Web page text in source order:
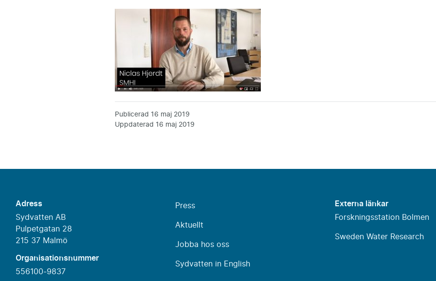
Publicerad 16 maj 2019
Uppdaterad 16 maj 2019
Adress
Sydvatten AB
Pulpetgatan 28
215 37 Malmö
Organisationsnummer
556100-9837
Press
Aktuellt
Jobba hos oss
Sydvatten in English
Externa länkar
Forskningsstation Bolmen
Sweden Water Research